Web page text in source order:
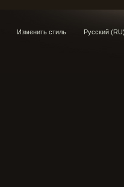
Изменить стиль Русский